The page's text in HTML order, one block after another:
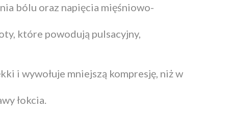
bólu oraz napięcia mięśniowo-
które powodują pulsacyjny,
i wywołuje mniejszą kompresję, niż w
łokcia.